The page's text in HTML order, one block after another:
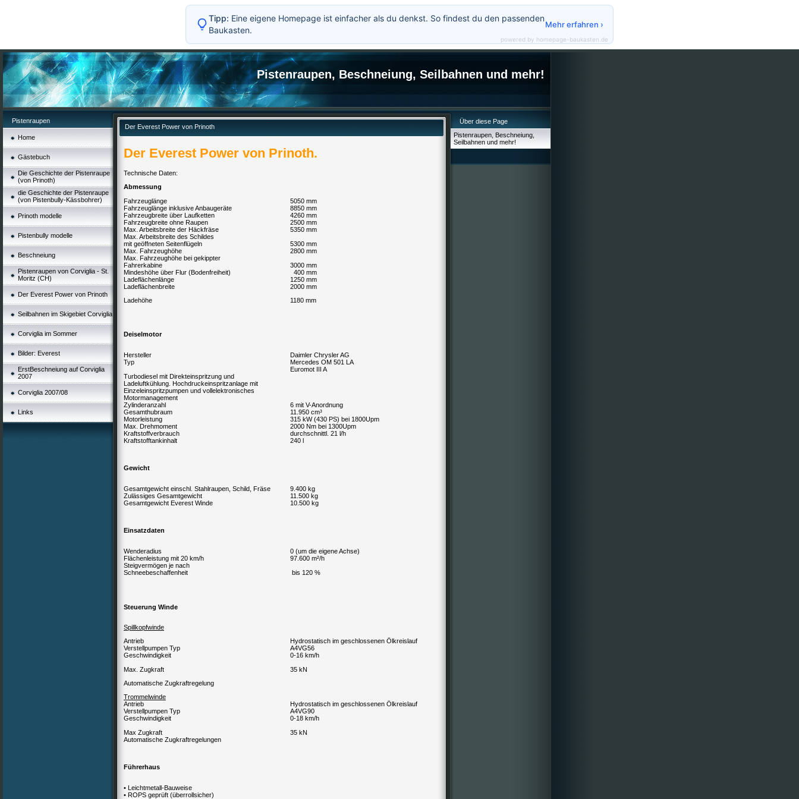
Pistenraupen, Beschneiung, Seilbahnen und mehr!
Pistenraupen
Home
Gästebuch
Die Geschichte der Pistenraupe
(von Prinoth)
die Geschichte der Pistenraupe
(von Pistenbully-Kässbohrer)
Prinoth modelle
Pistenbully modelle
Beschneiung
Pistenraupen von Corviglia - St.
Moritz (CH)
Der Everest Power von Prinoth
Seilbahnen im Skigebiet Corviglia
Corviglia im Sommer
Bilder: Everest
ErstBeschneiung auf Corviglia
2007
Corviglia 2007/08
Links
Der Everest Power von Prinoth
Der Everest Power von Prinoth.
Technische Daten:
Abmessung
Fahrzeuglänge
5050 mm
Fahrzeuglänge inklusive Anbaugeräte
8850 mm
Fahrzeugbreite über Laufketten
4260 mm
Fahrzeugbreite ohne Raupen
2500 mm
Max. Arbeitsbreite der Häckfräse
5350 mm
Max. Arbeitsbreite des Schildes
mit geöffneten Seitenflügeln
5300 mm
Max. Fahrzeughöhe
2800 mm
Max. Fahrzeughöhe bei gekippter
Fahrerkabine
3000 mm
Mindeshöhe über Flur (Bodenfreiheit)
400 mm
Ladeflächenlänge
1250 mm
Ladeflächenbreite
2000 mm
Ladehöhe
1180 mm
Deiselmotor
Hersteller
Daimler Chrysler AG
Typ
Mercedes OM 501 LA
Euromot III A
Turbodiesel mit Direkteinspritzung und
Ladeluftkühlung. Hochdruckeinspritzanlage mit
Einzeleinspritzpumpen und vollelektronisches
Motormanagement
Zylinderanzahl
6 mit V-Anordnung
Gesamthubraum
11.950 cm³
Motorleistung
315 kW (430 PS) bei 1800Upm
Max. Drehmoment
2000 Nm bei 1300Upm
Kraftstoffverbrauch
durchschnittl. 21 l/h
Kraftstofftankinhalt
240 l
Gewicht
Gesamtgewicht einschl. Stahlraupen, Schild, Fräse
9.400 kg
Zulässiges Gesamtgewicht
11.500 kg
Gesamtgewicht Everest Winde
10.500 kg
Einsatzdaten
Wenderadius
0 (um die eigene Achse)
Flächenleistung mit 20 km/h
97.600 m²/h
Steigvermögen je nach
Schneebeschaffenheit
bis 120 %
Steuerung Winde
Spillkopfwinde
Antrieb
Hydrostatisch im geschlossenen Ölkreislauf
Verstellpumpen Typ
A4VG56
Geschwindigkeit
0-16 km/h
Max. Zugkraft
35 kN
Automatische Zugkraftregelung
Trommelwinde
Antrieb
Hydrostatisch im geschlossenen Ölkreislauf
Verstellpumpen Typ
A4VG90
Geschwindigkeit
0-18 km/h
Max Zugkraft
35 kN
Automatische Zugkraftregelungen
Führerhaus
• Leichtmetall-Bauweise
• ROPS geprüft (überrollsicher)
Über diese Page
Pistenraupen, Beschneiung,
Seilbahnen und mehr!
Tipp: Eine eigene Homepage ist einfacher als du denkst. So findest du den passenden
Baukasten.
Mehr erfahren ›
powered by homepage-baukasten.de